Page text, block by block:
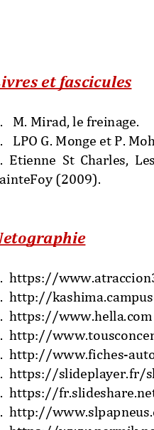
et fascicules
M. Mirad, le freinage.
LPO G. Monge et P.
Etienne  St  Charles,
(2009).
https://
http://
https://www.hella.com
http://
http://www.fiches-
https://slideplayer.fr/
https://
http://